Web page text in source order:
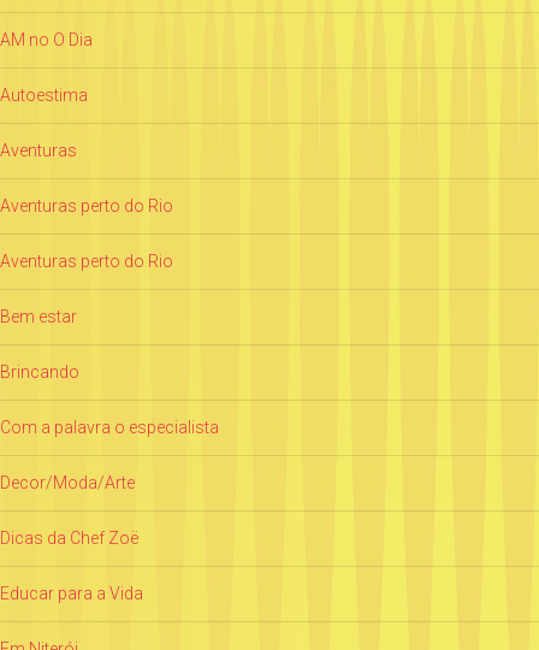
AM no O Dia
Autoestima
Aventuras
Aventuras perto do Rio
Aventuras perto do Rio
Bem estar
Brincando
Com a palavra o especialista
Decor/Moda/Arte
Dicas da Chef Zoë
Educar para a Vida